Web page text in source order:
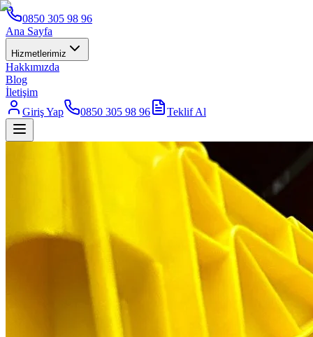
0850 305 98 96
Ana Sayfa
Hizmetlerimiz
Hakkımızda
Blog
İletişim
Giriş Yap
0850 305 98 96 Teklif Al